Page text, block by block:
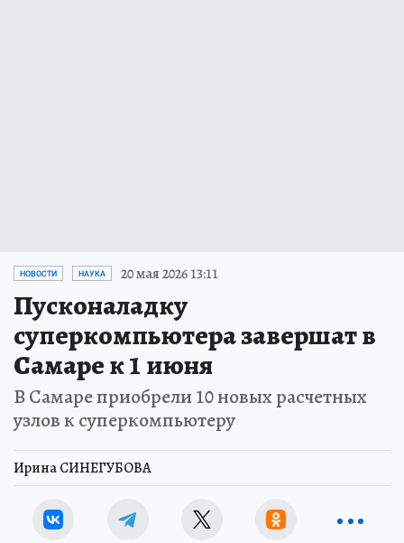
НОВОСТИ НАУКА 20 мая 2026 13:11
Пусконаладку
суперкомпьютера завершат в
Самаре к 1 июня
В Самаре приобрели 10 новых расчетных
узлов к суперкомпьютеру
Ирина СИНЕГУБОВА